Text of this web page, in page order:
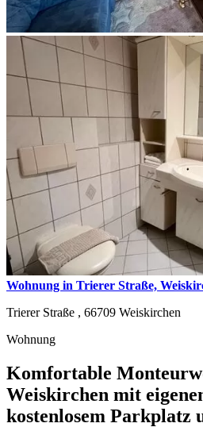
Wohnung in Trierer Straße,
Trierer Straße , 66709 Weiskirchen
Wohnung
Komfortable
Weiskirchen mit
kostenlosem Parkplatz